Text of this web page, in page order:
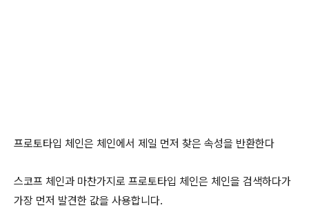
프로토타입 체인은 체인에서 제일 먼저 찾은 속성을 반환한다
스코프 체인과 마찬가지로 프로토타입 체인은 체인을 검색하다가
가장 먼저 발견한 값을 사용합니다.